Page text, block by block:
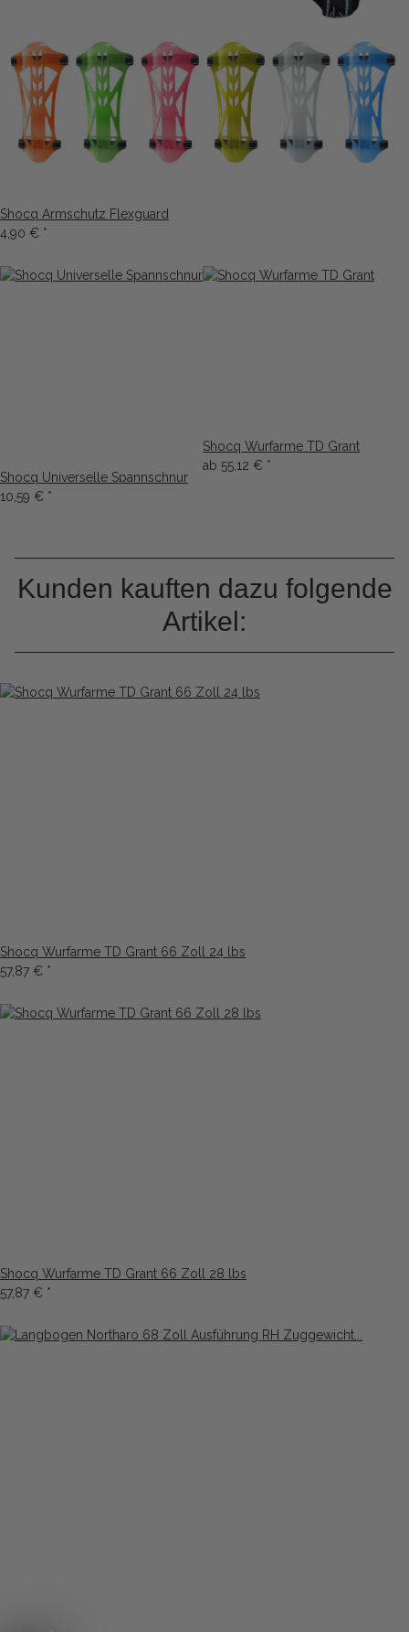
Shocq Armschutz Flexguard
4,90 € *
Shocq Universelle Spannschnur
10,59 € *
Shocq Wurfarme TD Grant
ab 55,12 € *
Kunden kauften dazu folgende
Artikel:
Shocq Wurfarme TD Grant 66 Zoll 24 lbs
57,87 € *
Shocq Wurfarme TD Grant 66 Zoll 28 lbs
57,87 € *